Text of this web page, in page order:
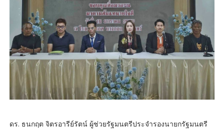
ดร. ธนกฤต จิตรอารีย์รัตน์ ผู้ช่วยรัฐมนตรีประจำรองนายกรัฐมนตรี